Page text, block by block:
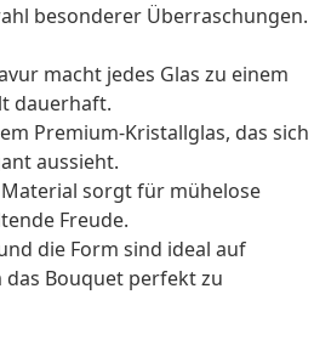
besonderer Überraschungen.
macht jedes Glas zu einem
dauerhaft.
Premium-Kristallglas, das sich
aussieht.
sorgt für mühelose
Freude.
die Form sind ideal auf
Bouquet perfekt zu